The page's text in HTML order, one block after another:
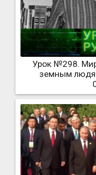
Урок №298. Мир
земным